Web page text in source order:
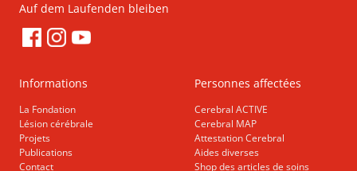
Auf dem Laufenden bleiben
Informations
La Fondation
Lésion cérébrale
Projets
Publications
Contact
Personnes affectées
Cerebral ACTIVE
Cerebral MAP
Attestation Cerebral
Aides diverses
Shop des articles de soins